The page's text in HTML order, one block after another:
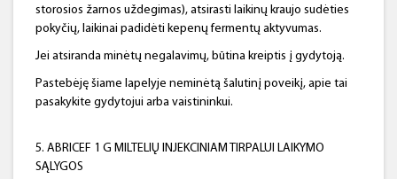
storosios žarnos uždegimas), atsirasti laikinų kraujo sudėties
pokyčių, laikinai padidėti kepenų fermentų aktyvumas.
Jei atsiranda minėtų negalavimų, būtina kreiptis į gydytoją.
Pastebėję šiame lapelyje neminėtą šalutinį poveikį, apie tai
pasakykite gydytojui arba vaistininkui.
5. ABRICEF 1 G MILTELIŲ INJEKCINIAM TIRPALUI LAIKYMO
SĄLYGOS